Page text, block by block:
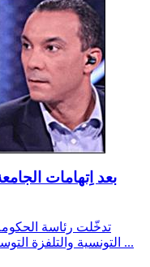
بعد اِتهامات
تدخّلت رئاسة
التونسية والتلفزة التوسية، وذلك بعد البيانات المتبادلة بين التلفز ...